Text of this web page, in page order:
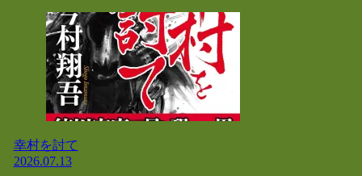
幸村を討て
2026.07.13